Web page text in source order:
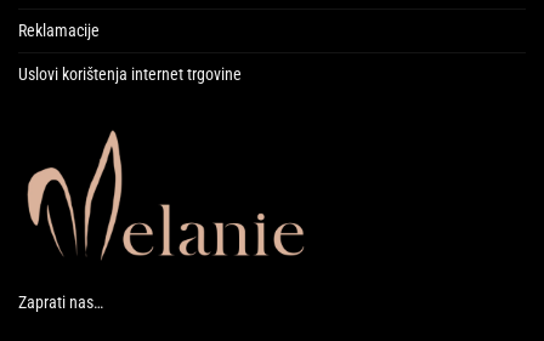
Reklamacije
Uslovi korištenja internet trgovine
Zaprati nas…